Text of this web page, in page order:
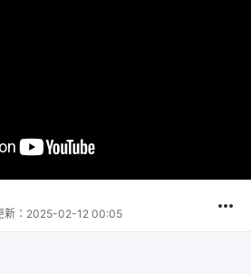
新： 2025-02-12 00:05